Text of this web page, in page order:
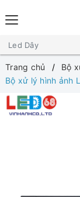
Trang chủ
Bộ
Bộ xử lý hình ảnh